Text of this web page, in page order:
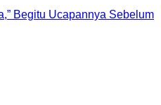
Begitu Ucapannya Sebelum